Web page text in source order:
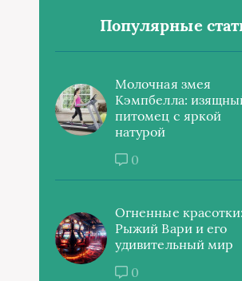
Популярные
Молочная змея
Кэмпбелла:
питомец с яркой
натурой
0
Огненные красотки:
Рыжий Вари и его
удивительный мир
0